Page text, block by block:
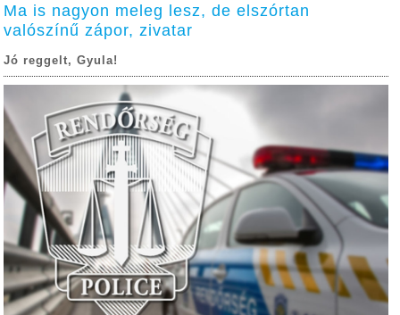
Ma is nagyon meleg lesz, de elszórtan
valószínű zápor, zivatar
Jó reggelt, Gyula!